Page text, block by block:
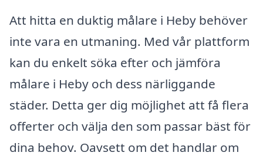
Att hitta en duktig målare i Heby behöver
inte vara en utmaning. Med vår plattform
kan du enkelt söka efter och jämföra
målare i Heby och dess närliggande
städer. Detta ger dig möjlighet att få flera
offerter och välja den som passar bäst för
dina behov. Oavsett om det handlar om